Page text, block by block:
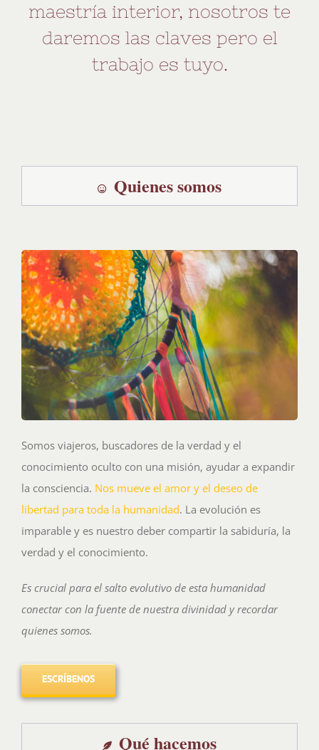
maestría interior, nosotros te
daremos las claves pero el
trabajo es tuyo.
Quienes somos
Somos viajeros, buscadores de la verdad y el
conocimiento oculto con una misión, ayudar a expandir
la consciencia. Nos mueve el amor y el deseo de
libertad para toda la humanidad. La evolución es
imparable y es nuestro deber compartir la sabiduría, la
verdad y el conocimiento.
Es crucial para el salto evolutivo de esta humanidad
conectar con la fuente de nuestra divinidad y recordar
quienes somos.
ESCRÍBENOS
Qué hacemos